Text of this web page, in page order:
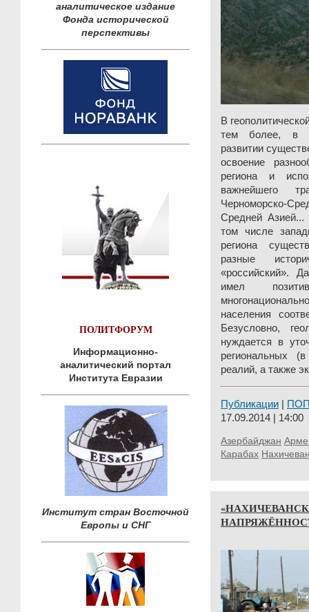
аналитическое издание
Фонда исторической
перспективы
ПОЛИТФОРУМ
Информационно-
аналитический портал
Института Евразии
Институт стран Восточной
Европы и СНГ
В
тем более, в
развитии
освоение
региона и
важнейшего
Черноморско-
Средней Азией...
том числе
региона
разные
«российский».
имел
населения
Безусловно,
нуждается в
региональных
реалий, а также
Публикации
17.09.2014 | 14:00
Азербайджан
Карабах